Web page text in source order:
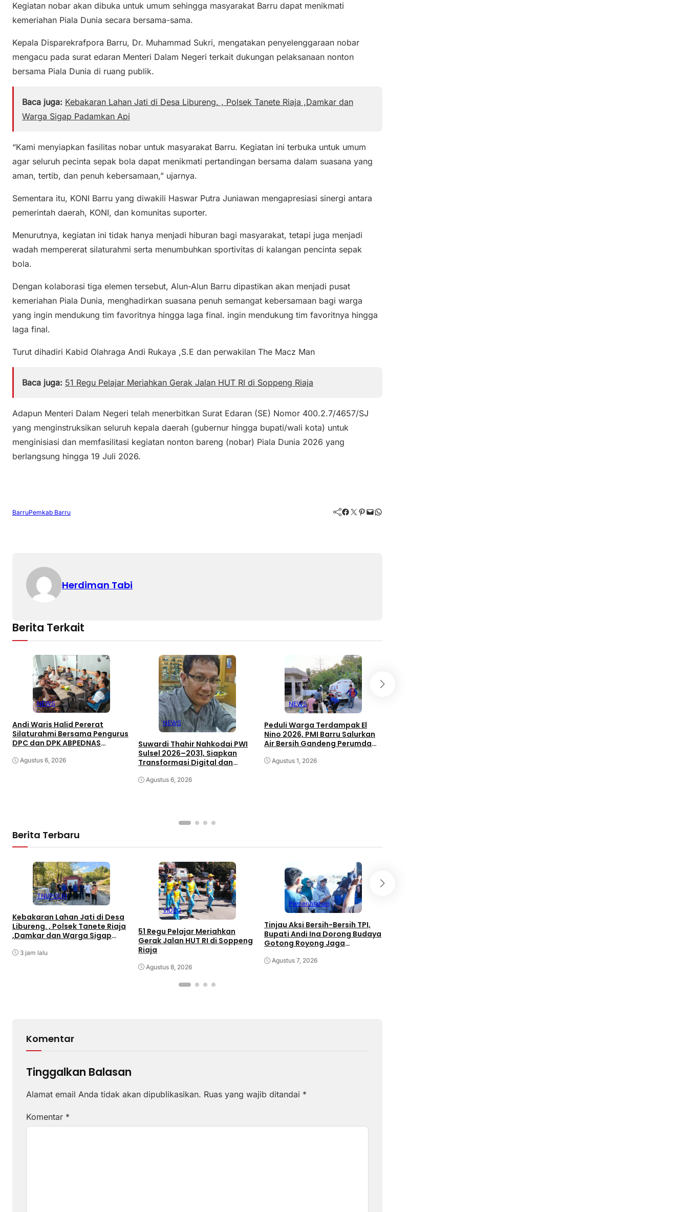
Kegiatan nobar akan dibuka untuk umum sehingga masyarakat Barru dapat menikmati
kemeriahan Piala Dunia secara bersama-sama.
Kepala Disparekrafpora Barru, Dr. Muhammad Sukri, mengatakan penyelenggaraan nobar
mengacu pada surat edaran Menteri Dalam Negeri terkait dukungan pelaksanaan nonton
bersama Piala Dunia di ruang publik.
Baca juga: Kebakaran Lahan Jati di Desa Libureng. , Polsek Tanete Riaja ,Damkar dan
Warga Sigap Padamkan Api
“Kami menyiapkan fasilitas nobar untuk masyarakat Barru. Kegiatan ini terbuka untuk umum
agar seluruh pecinta sepak bola dapat menikmati pertandingan bersama dalam suasana yang
aman, tertib, dan penuh kebersamaan,” ujarnya.
Sementara itu, KONI Barru yang diwakili Haswar Putra Juniawan mengapresiasi sinergi antara
pemerintah daerah, KONI, dan komunitas suporter.
Menurutnya, kegiatan ini tidak hanya menjadi hiburan bagi masyarakat, tetapi juga menjadi
wadah mempererat silaturahmi serta menumbuhkan sportivitas di kalangan pencinta sepak
bola.
Dengan kolaborasi tiga elemen tersebut, Alun-Alun Barru dipastikan akan menjadi pusat
kemeriahan Piala Dunia, menghadirkan suasana penuh semangat kebersamaan bagi warga
yang ingin mendukung tim favoritnya hingga laga final. ingin mendukung tim favoritnya hingga
laga final.
Turut dihadiri Kabid Olahraga Andi Rukaya ,S.E dan perwakilan The Macz Man
Baca juga: 51 Regu Pelajar Meriahkan Gerak Jalan HUT RI di Soppeng Riaja
Adapun Menteri Dalam Negeri telah menerbitkan Surat Edaran (SE) Nomor 400.2.7/4657/SJ
yang menginstruksikan seluruh kepala daerah (gubernur hingga bupati/wali kota) untuk
menginisiasi dan memfasilitasi kegiatan nonton bareng (nobar) Piala Dunia 2026 yang
berlangsung hingga 19 Juli 2026.
BarruPemkab Barru Facebook Twitter Pinterest Mail WhatsApp
Herdiman Tabi
Berita Terkait
NEWS
Andi Waris Halid Pererat
Silaturahmi Bersama Pengurus
DPC dan DPK ABPEDNAS
Agustus 6, 2026
NEWS
Suwardi Thahir Nahkodai PWI
Sulsel 2026–2031, Siapkan
Transformasi Digital dan
Agustus 6, 2026
NEWS
Peduli Warga Terdampak El
Nino 2026, PMI Barru Salurkan
Air Bersih Gandeng Perumdam
Agustus 1, 2026
Berita Terbaru
TNI/POLRI
Kebakaran Lahan Jati di Desa
Libureng. , Polsek Tanete Riaja
,Damkar dan Warga Sigap
3 jam lalu
VIDEO
51 Regu Pelajar Meriahkan
Gerak Jalan HUT RI di Soppeng
Riaja
Agustus 8, 2026
Pemerintahan
Tinjau Aksi Bersih-Bersih TPI,
Bupati Andi Ina Dorong Budaya
Gotong Royong Jaga
Agustus 7, 2026
Komentar
Tinggalkan Balasan
Alamat email Anda tidak akan dipublikasikan. Ruas yang wajib ditandai *
Komentar *